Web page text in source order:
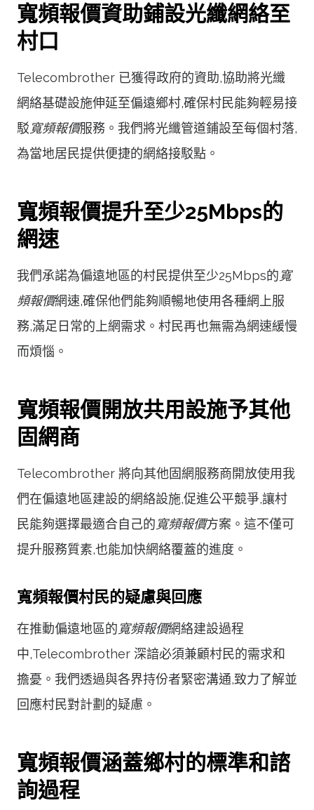
寬頻報價資助鋪設光纖網絡至
村口
Telecombrother 已獲得政府的資助,協助將光纖
網絡基礎設施伸延至偏遠鄉村,確保村民能夠輕易接
駁 寬頻報價服務。我們將光纖管道鋪設至每個村落,
為當地居民提供便捷的網絡接駁點。
寬頻報價提升至少25Mbps的
網速
我們承諾為偏遠地區的村民提供至少25Mbps的 寬
頻報價網速,確保他們能夠順暢地使用各種網上服
務,滿足日常的上網需求。村民再也無需為網速緩慢
而煩惱。
寬頻報價開放共用設施予其他
固網商
Telecombrother 將向其他固網服務商開放使用我
們在偏遠地區建設的網絡設施,促進公平競爭,讓村
民能夠選擇最適合自己的 寬頻報價方案。這不僅可
提升服務質素,也能加快網絡覆蓋的進度。
寬頻報價村民的疑慮與回應
在推動偏遠地區的 寬頻報價網絡建設過程
中,Telecombrother 深諳必須兼顧村民的需求和
擔憂。我們透過與各界持份者緊密溝通,致力了解並
回應村民對計劃的疑慮。
寬頻報價涵蓋鄉村的標準和諮
詢過程